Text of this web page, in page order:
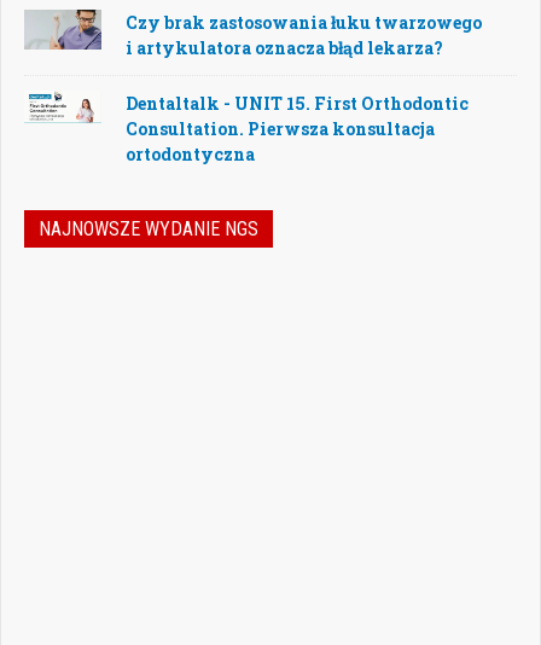
Czy brak zastosowania łuku twarzowego
i artykulatora oznacza błąd lekarza?
Dentaltalk - UNIT 15. First Orthodontic
Consultation. Pierwsza konsultacja
ortodontyczna
NAJNOWSZE WYDANIE NGS